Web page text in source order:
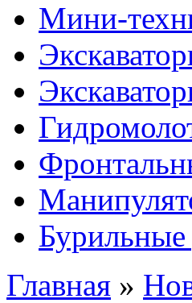
Мини-
Бурильные
Главная »